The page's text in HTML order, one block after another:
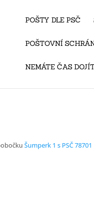
POŠTY DLE PSČ
POŠTOVNÍ
NEMÁTE ČAS
Šumperk 1 s PSČ 78701